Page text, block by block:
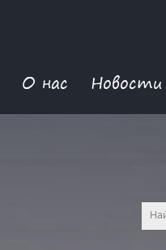
О нас Новости